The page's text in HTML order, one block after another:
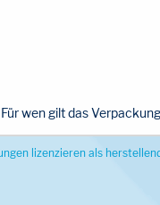
Für wen gilt das
lizenzieren als